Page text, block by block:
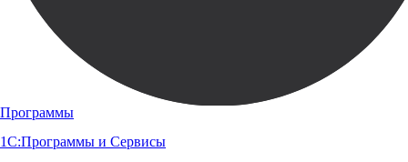
Программы
1С:Программы и Сервисы